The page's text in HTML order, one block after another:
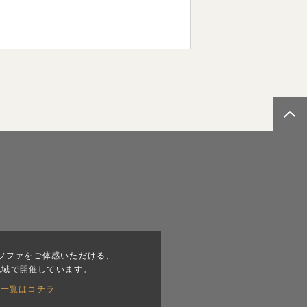
ァをご体感いただける、
で開催しています。
覧はコチラ